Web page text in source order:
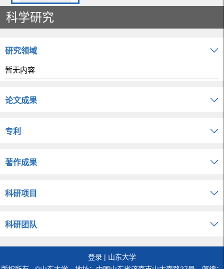
科学研究
研究领域
暂无内容
论文成果
专利
著作成果
科研项目
科研团队
登录 | 山东大学